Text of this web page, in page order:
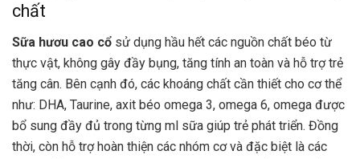
chất
Sữa hươu cao cổ sử dụng hầu hết các nguồn chất béo từ
thực vật, không gây đầy bụng, tăng tính an toàn và hỗ trợ trẻ
tăng cân. Bên cạnh đó, các khoáng chất cần thiết cho cơ thể
như: DHA, Taurine, axit béo omega 3, omega 6, omega được
bổ sung đầy đủ trong từng ml sữa giúp trẻ phát triển. Đồng
thời, còn hỗ trợ hoàn thiện các nhóm cơ và đặc biệt là các